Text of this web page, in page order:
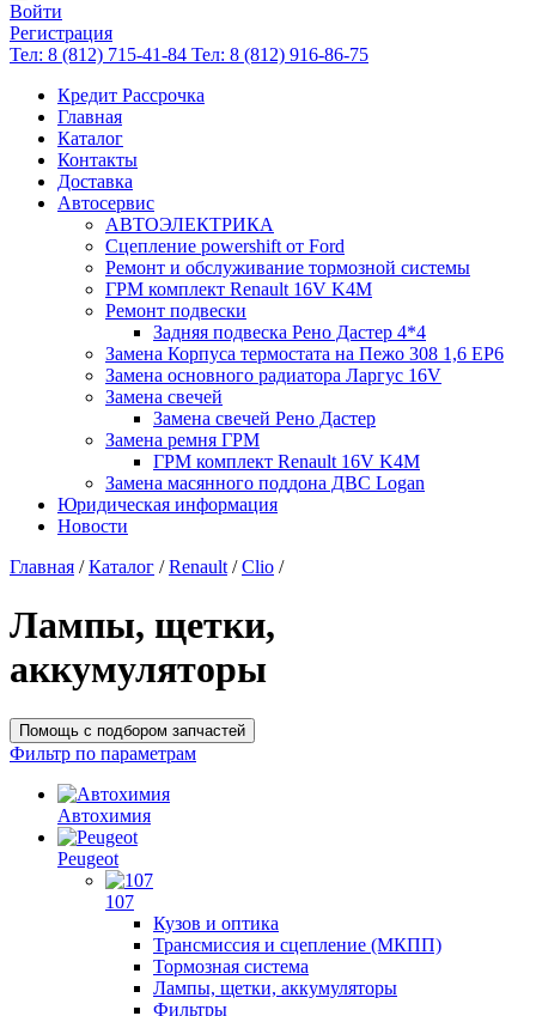
Войти
Регистрация
Тел: 8 (812) 715-41-84 Тел: 8 (812) 916-86-75
Кредит Рассрочка
Главная
Каталог
Контакты
Доставка
Автосервис
АВТОЭЛЕКТРИКА
Сцепление powershift от Ford
Ремонт и обслуживание тормозной системы
ГРМ комплект Renault 16V K4M
Ремонт подвески
Задняя подвеска Рено Дастер 4*4
Замена Корпуса термостата на Пежо 308 1,6 EP6
Замена основного радиатора Ларгус 16V
Замена свечей
Замена свечей Рено Дастер
Замена ремня ГРМ
ГРМ комплект Renault 16V K4M
Замена масянного поддона ДВС Logan
Юридическая информация
Новости
Главная / Каталог / Renault / Clio /
Лампы, щетки,
аккумуляторы
Помощь с подбором запчастей
Фильтр по параметрам
Автохимия
Peugeot
107
Кузов и оптика
Трансмиссия и сцепление (МКПП)
Тормозная система
Лампы, щетки, аккумуляторы
Фильтры